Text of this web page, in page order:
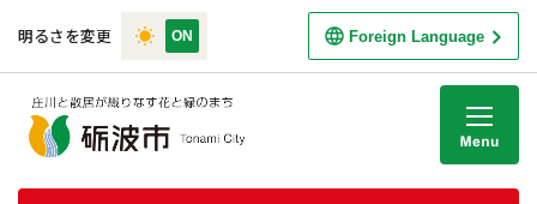
明るさを変更 Foreign Language